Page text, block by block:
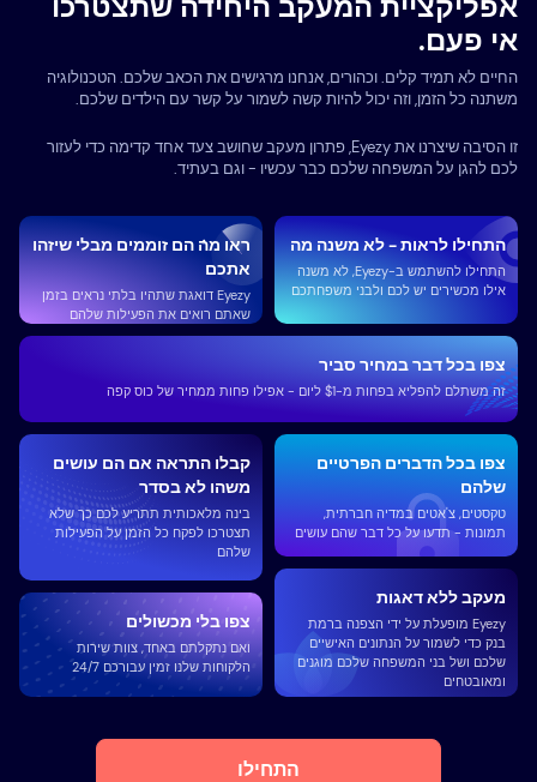
אי פעם.
החיים לא תמיד קלים. וכהורים, אנחנו מרגישים את הכאב שלכם. הטכנולוגיה
משתנה כל הזמן, וזה יכול להיות קשה לשמור על קשר עם הילדים שלכם.
זו הסיבה שיצרנו את Eyezy, פתרון מעקב שחושב צעד אחד קדימה כדי לעזור
לכם להגן על המשפחה שלכם כבר עכשיו - וגם בעתיד.
התחילו לראות - לא משנה מה
התחילו להשתמש ב-Eyezy, לא משנה
אילו מכשירים יש לכם ולבני משפחתכם
ראו מה הם זוממים מבלי שיזהו
אתכם
Eyezy דואגת שתהיו בלתי נראים בזמן
שאתם רואים את הפעילות שלהם
מעקב ללא דאגות
Eyezy מופעלת על ידי הצפנה ברמת
בנק כדי לשמור על הנתונים האישיים
שלכם ושל בני המשפחה שלכם מוגנים
ומאובטחים
צפו בכל הדברים הפרטיים
שלהם
טקסטים, צ'אטים במדיה חברתית,
תמונות - תדעו על כל דבר שהם עושים
צפו בכל דבר במחיר סביר
זה משתלם להפליא בפחות מ-$1 ליום - אפילו פחות ממחיר של כוס קפה
קבלו התראה אם ​​הם עושים
משהו לא בסדר
בינה מלאכותית תתריע לכם כך שלא
תצטרכו לפקח כל הזמן על הפעילות
שלהם
צפו בלי מכשולים
ואם נתקלתם באחד, צוות שירות
הלקוחות שלנו זמין עבורכם 24/7
התחילו